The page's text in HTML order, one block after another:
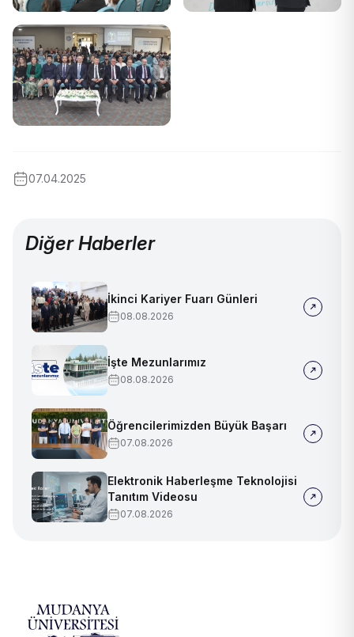
07.04.2025
Diğer Haberler
İkinci Kariyer Fuarı Günleri
08.08.2026
İşte Mezunlarımız
08.08.2026
Öğrencilerimizden Büyük Başarı
07.08.2026
Elektronik Haberleşme Teknolojisi
Tanıtım Videosu
07.08.2026